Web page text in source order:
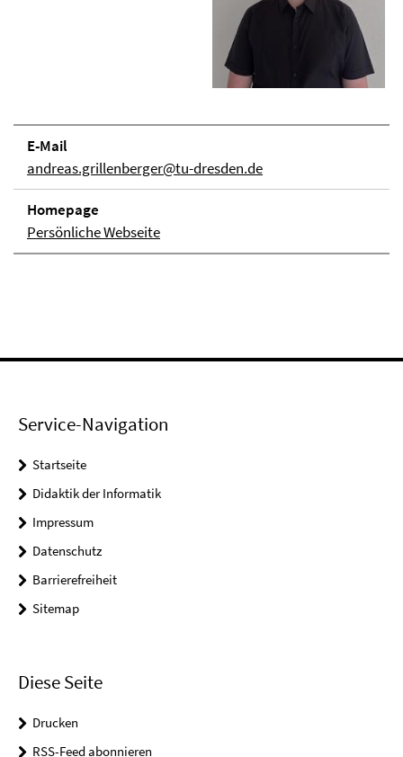
E-Mail
andreas.grillenberger@tu-dresden.de
Homepage
Persönliche Webseite
Service-Navigation
Startseite
Didaktik der Informatik
Impressum
Datenschutz
Barrierefreiheit
Sitemap
Diese Seite
Drucken
RSS-Feed abonnieren